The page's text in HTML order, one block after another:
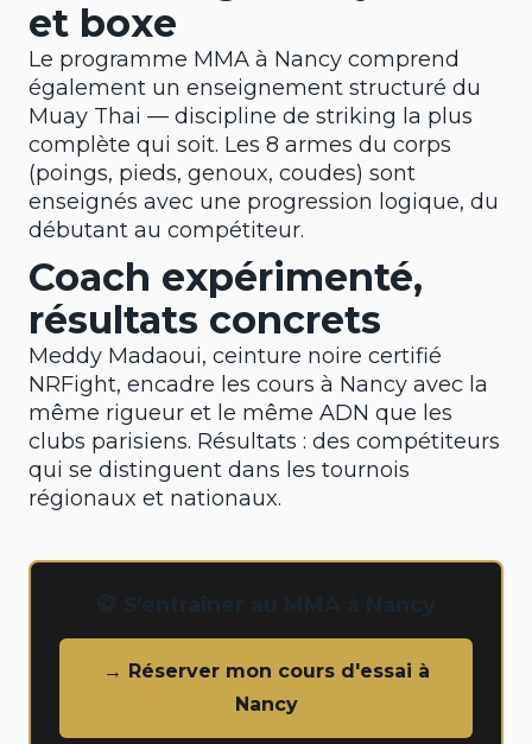
et boxe
Le programme MMA à Nancy comprend
également un enseignement structuré du
Muay Thai — discipline de striking la plus
complète qui soit. Les 8 armes du corps
(poings, pieds, genoux, coudes) sont
enseignés avec une progression logique, du
débutant au compétiteur.
Coach expérimenté,
résultats concrets
Meddy Madaoui, ceinture noire certifié
NRFight, encadre les cours à Nancy avec la
même rigueur et le même ADN que les
clubs parisiens. Résultats : des compétiteurs
qui se distinguent dans les tournois
régionaux et nationaux.
→ Réserver mon cours d'essai à
Nancy